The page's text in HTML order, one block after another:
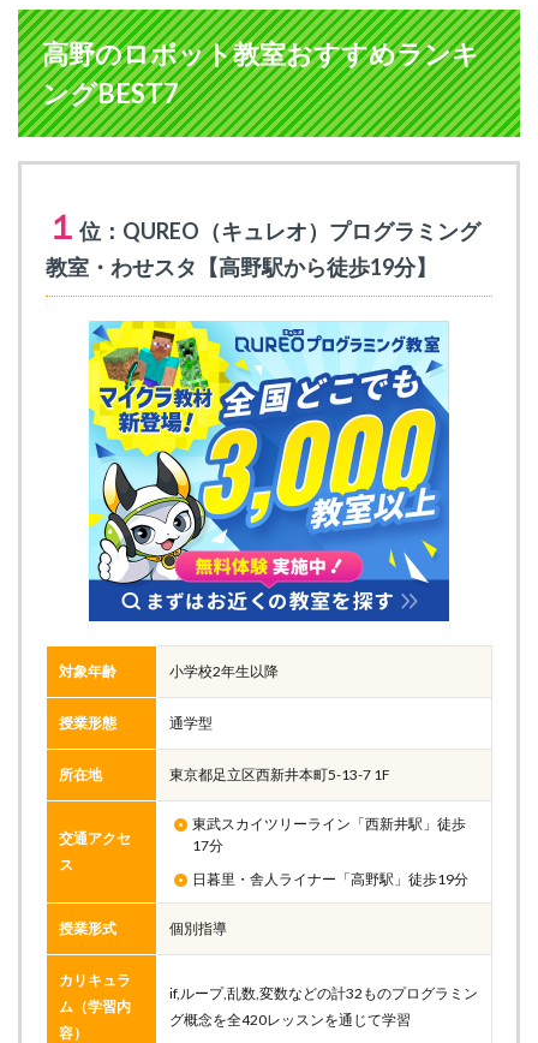
高野のロボット教室おすすめランキ
ングBEST7
１ 位：QUREO（キュレオ）プログラミング
教室・わせスタ【高野駅から徒歩19分】
対象年齢 小学校2年生以降
授業形態 通学型
所在地 東京都足立区西新井本町5-13-7 1F
交通アクセ
ス
東武スカイツリーライン「西新井駅」徒歩
17分
日暮里・舎人ライナー「高野駅」徒歩19分
授業形式 個別指導
カリキュラ
ム（学習内
容）
if,ループ,乱数,変数などの計32ものプログラミン
グ概念を全420レッスンを通じて学習